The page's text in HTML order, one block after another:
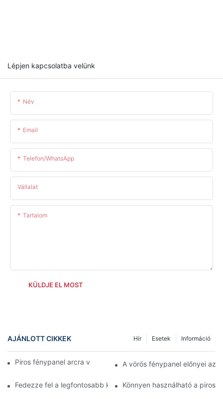
Lépjen kapcsolatba velünk
Név
Email
Telefon/WhatsApp
Vállalat
Tartalom
KÜLDJE EL MOST
AJÁNLOTT CIKKEK Információ
Esetek
Hír
Piros fénypanel arcra vs. fényterápiás eszközök
A vörös fénypanel előnyei az
Fedezze fel a legfontosabb különbségeket az arcra való piros
Könnyen használható a piros